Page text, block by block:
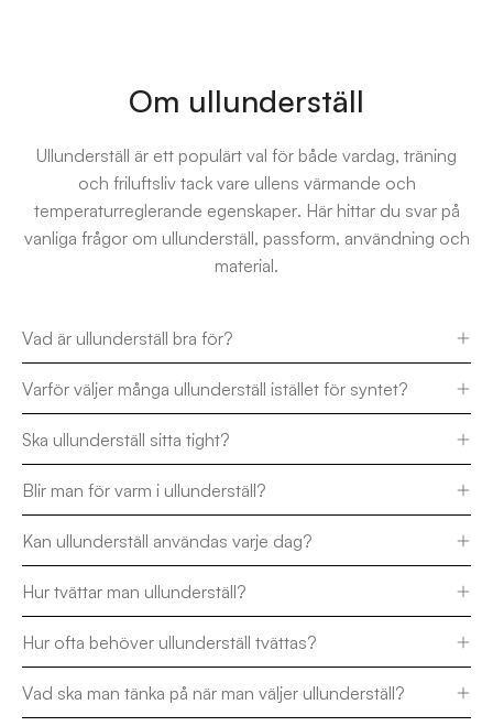
Om ullunderställ
Ullunderställ är ett populärt val för både vardag, träning
och friluftsliv tack vare ullens värmande och
temperaturreglerande egenskaper. Här hittar du svar på
vanliga frågor om ullunderställ, passform, användning och
material.
Vad är ullunderställ bra för?
Varför väljer många ullunderställ istället för syntet?
Ska ullunderställ sitta tight?
Blir man för varm i ullunderställ?
Kan ullunderställ användas varje dag?
Hur tvättar man ullunderställ?
Hur ofta behöver ullunderställ tvättas?
Vad ska man tänka på när man väljer ullunderställ?